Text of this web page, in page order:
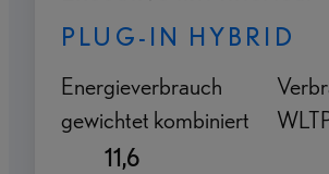
PLUG-IN HYBRID
Energieverbrauch
gewichtet kombiniert
11,6